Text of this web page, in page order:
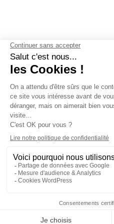
Contactez-nous-Mentions
confidentialité-Gestion des